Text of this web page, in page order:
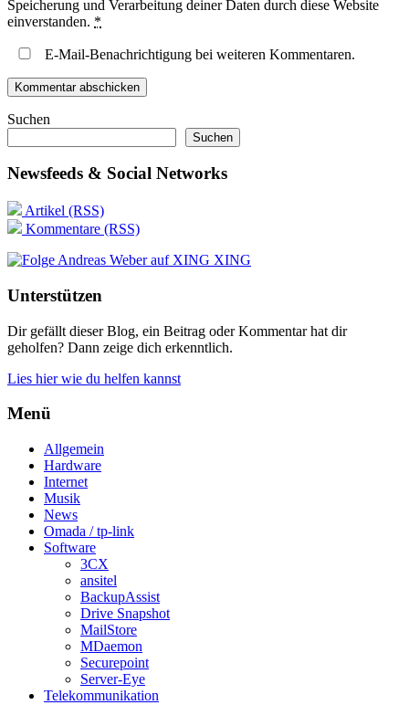
Speicherung und Verarbeitung deiner Daten durch diese Website
einverstanden. *
E-Mail-Benachrichtigung bei weiteren Kommentaren.
Suchen
Suchen
Newsfeeds & Social Networks
Artikel (RSS)
Kommentare (RSS)
XING
Unterstützen
Dir gefällt dieser Blog, ein Beitrag oder Kommentar hat dir
geholfen? Dann zeige dich erkenntlich.
Lies hier wie du helfen kannst
Menü
Allgemein
Hardware
Internet
Musik
News
Omada / tp-link
Software
3CX
ansitel
BackupAssist
Drive Snapshot
MailStore
MDaemon
Securepoint
Server-Eye
Telekommunikation